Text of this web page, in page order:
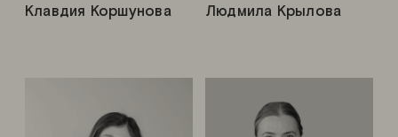
Людмила Крылова
Клавдия Коршунова